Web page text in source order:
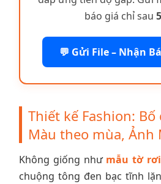
báo giá chỉ sau
💬 Gửi File – Nhận
Thiết kế Fashion: Bố
Màu theo mùa, Ảnh
Không giống như mẫu tờ
chuộng tông đen bạc tĩnh